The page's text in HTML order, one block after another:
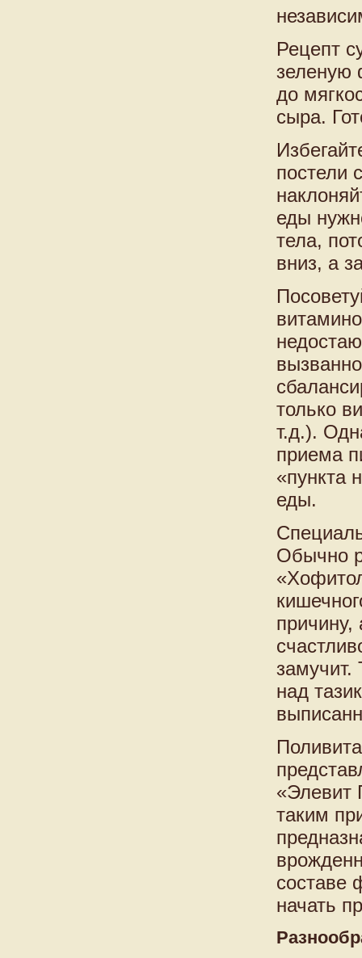
Рецепт
зеленую
до
сыра.
постели
еды
тела,
вниз, а
только
т.д.).
приема
«пункта
еды.
Обычно
замучит.
над
«Элевит
таким
составе
начать